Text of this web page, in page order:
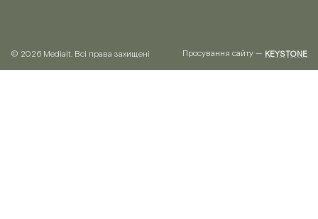
© 2026 Medialt. Всі права захищені Просування сайту — KEYSTONE